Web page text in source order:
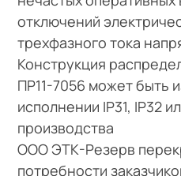
отключений
трехфазного тока
Конструкция
ПР11-7056 может быть
исполнении IP31, IP32
производства
ООО ЭТК-Резерв
потребности